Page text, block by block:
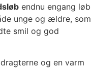
endnu engang løb
unge og ældre, som
smil og god
og en varm